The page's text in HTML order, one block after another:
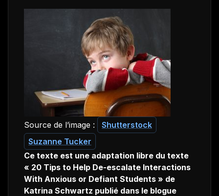
Source de l’image :
Shutterstock
Suzanne Tucker
Ce texte est une adaptation libre du texte
« 20 Tips to Help De-escalate Interactions
With Anxious or Defiant Students » de
Katrina Schwartz publié dans le blogue